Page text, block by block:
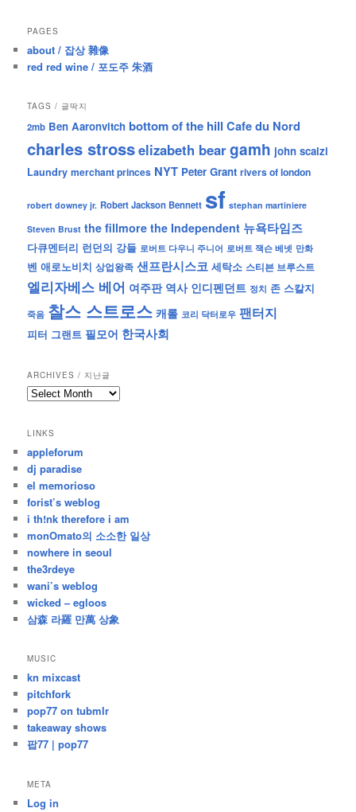
PAGES
about / 잡상 雜像
red red wine / 포도주 朱酒
TAGS / 글딱지
2mb Ben Aaronvitch bottom of the hill Cafe du Nord
charles strosselizabeth beargamh john scalzi
Laundry merchant princes NYT Peter Grant rivers of london
robert downey jr. Robert Jackson Bennett sf stephan martiniere
Steven Brust the fillmore the Independent 뉴욕타임즈
다큐멘터리 런던의 강들 로버트 다우니 주니어 로버트 잭슨 베넷 만화
벤 애로노비치 상업왕족 샌프란시스코 세탁소 스티븐 브루스트
엘리자베스 베어 여주판 역사 인디펜던트 정치 존 스칼지
죽음 찰스 스트로스 캐롤 코리 닥터로우 팬터지
피터 그랜트 필모어 한국사회
ARCHIVES / 지난글
archives
난
글
LINKS
appleforum
dj paradise
el memorioso
forist’s weblog
i th!nk therefore i am
monOmato의 소소한 일상
nowhere in seoul
the3rdeye
wani’s weblog
wicked – egloos
삼森 라羅 만萬 상象
MUSIC
kn mixcast
pitchfork
pop77 on tubmlr
takeaway shows
팝77 | pop77
META
Log in